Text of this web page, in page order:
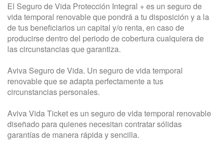
El Seguro de Vida Protección Integral + es un seguro de
vida temporal renovable que pondrá a tu disposición y a la
de tus beneficiarios un capital y/o renta, en caso de
producirse dentro del periodo de cobertura cualquiera de
las circunstancias que garantiza.
Aviva Seguro de Vida. Un seguro de vida temporal
renovable que se adapta perfectamente a tus
circunstancias personales.
Aviva Vida Ticket es un seguro de vida temporal renovable
diseñado para quienes necesitan contratar sólidas
garantías de manera rápida y sencilla.